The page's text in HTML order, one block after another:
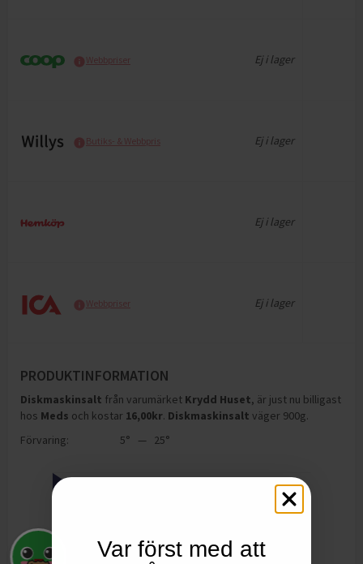
Webbpriser Ej i lager
Butiks- & Webbpris Ej i lager
Ej i lager
Webbpriser Ej i lager
PRODUKTINFORMATION
Diskmaskinsalt från varumärket Krydd Huset, är just nu billigast
hos Meds och kostar 16,00kr. Diskmaskinsalt väger 900g.
Förvaring:
5° — 25°
Var först med att